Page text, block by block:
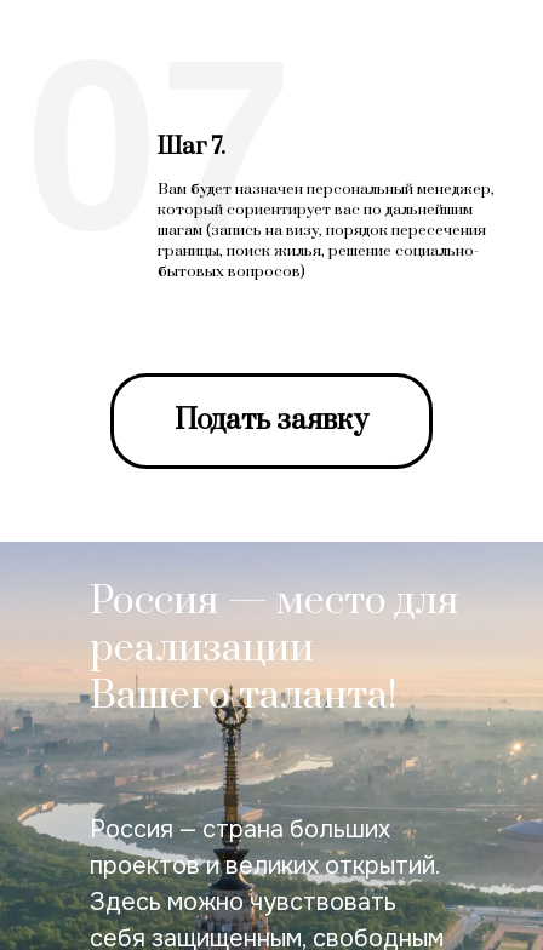
Шаг 7.
Вам будет назначен персональный менеджер,
который сориентирует вас по дальнейшим
шагам (запись на визу, порядок пересечения
границы, поиск жилья, решение социально-
бытовых вопросов)
07
Подать заявку
Россия — место для
реализации
Вашего таланта!
Россия — страна больших
проектов и великих открытий.
Здесь можно чувствовать
себя защищенным, свободным